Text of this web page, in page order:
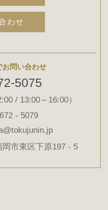
わせ
お問い合わせ
5075
/ 13:00～16:00）
- 5079
市東区下原197 - 5